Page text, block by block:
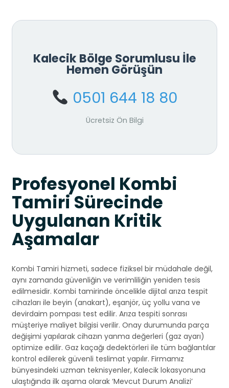
Kalecik Bölge Sorumlusu İle
Hemen Görüşün
0501 644 18 80
Ücretsiz Ön Bilgi
Profesyonel Kombi
Tamiri Sürecinde
Uygulanan Kritik
Aşamalar
Kombi Tamiri hizmeti, sadece fiziksel bir müdahale değil,
aynı zamanda güvenliğin ve verimliliğin yeniden tesis
edilmesidir. Kombi tamirinde öncelikle dijital arıza tespit
cihazları ile beyin (anakart), eşanjör, üç yollu vana ve
devirdaim pompası test edilir. Arıza tespiti sonrası
müşteriye maliyet bilgisi verilir. Onay durumunda parça
değişimi yapılarak cihazın yanma değerleri (gaz ayarı)
optimize edilir. Gaz kaçağı dedektörleri ile tüm bağlantılar
kontrol edilerek güvenli teslimat yapılır. Firmamız
bünyesindeki uzman teknisyenler, Kalecik lokasyonuna
ulaştığında ilk aşama olarak ‘Mevcut Durum Analizi’